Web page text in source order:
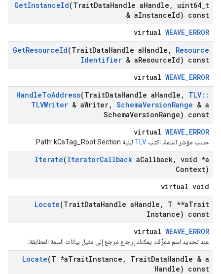
GetInstanceId(TraitDataHandle aHandle , uint64 t
& aInstanceId) const
virtual WEAVE_ERROR
GetResourceId(TraitDataHandle aHandle ,
Resource
Identifier & aResourceId) const
virtual WEAVE_ERROR
HandleToAddress(TraitDataHandle aHandle , TLV::
TLVWriter & aWriter, SchemaVersionRange & a
SchemaVersionRange) const
virtual WEAVE_ERROR
حسب مؤشر السمة، اكتب TLV لبنية Path::kCsTag_Root Section.
Iterate(IteratorCallback aCallback, void *a
Context)
virtual void
Locate(TraitDataHandle aHandle , T **aTrait
Instance) const
virtual WEAVE_ERROR
عند تحديد اسم معرِّف، يمكنك إرجاع مرجع إلى مثيل بيانات السمة المطابقة.
Locate(T *aTraitInstance , TraitDataHandle & a
Handle) const